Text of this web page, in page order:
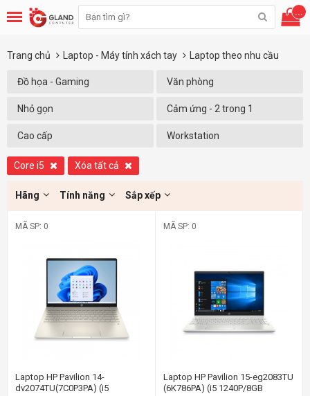
...
Trang chủ Laptop - Máy tính xách tay Laptop theo nhu cầu
Đồ họa - Gaming Văn phòng
Nhỏ gọn Cảm ứng - 2 trong 1
Cao cấp Workstation
Core i5 Xóa tất cả
Hãng Tính năng Sắp xếp
MÃ SP: 0
Laptop HP Pavilion 14-
dv2074TU(7C0P3PA) (i5
MÃ SP: 0
Laptop HP Pavilion 15-eg2083TU
(6K786PA) (i5 1240P/8GB